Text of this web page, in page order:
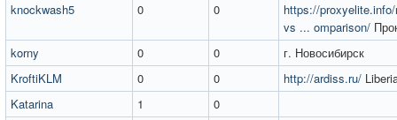
knockwash5
0 0
https://
vs ... omparison/
korny
0 0
г. Новосибирск
KroftiKLM
0 0 http://ardiss.ru/
Katarina
1
0